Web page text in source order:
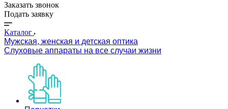
Заказать звонок
Подать заявку
Каталог
Мужская, женская и детская оптика
Слуховые аппараты на все случаи жизни